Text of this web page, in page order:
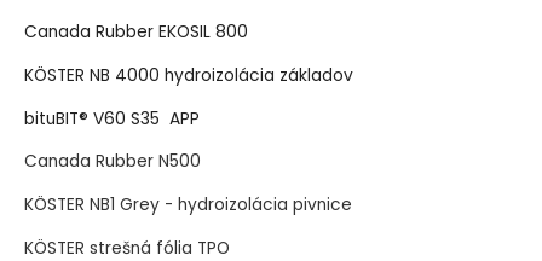
Canada Rubber EKOSIL 800
KÖSTER NB 4000 hydroizolácia základov
bituBIT® V60 S35 APP
Canada Rubber N500
KÖSTER NB1 Grey - hydroizolácia pivnice
KÖSTER strešná fólia TPO